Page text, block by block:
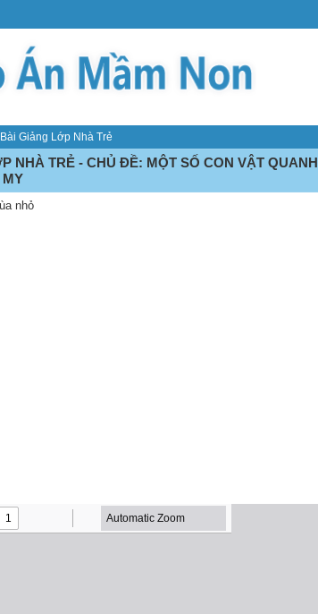
Bài Giảng Lớp Nhà Trẻ
NHÀ TRẺ - CHỦ ĐỀ: MỘT SỐ CON VẬT
MY
nhỏ